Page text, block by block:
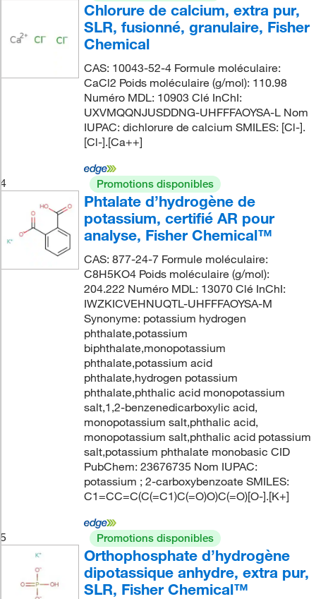
Chlorure de calcium, extra pur,
SLR, fusionné, granulaire, Fisher
Chemical
CAS: 10043-52-4 Formule moléculaire:
CaCl2 Poids moléculaire (g/mol): 110.98
Numéro MDL: 10903 Clé InChI:
UXVMQQNJUSDDNG-UHFFFAOYSA-L Nom
IUPAC: dichlorure de calcium SMILES: [Cl-].
[Cl-].[Ca++]
4 Promotions disponibles
Phtalate d’hydrogène de
potassium, certifié AR pour
analyse, Fisher Chemical™
CAS: 877-24-7 Formule moléculaire:
C8H5KO4 Poids moléculaire (g/mol):
204.222 Numéro MDL: 13070 Clé InChI:
IWZKICVEHNUQTL-UHFFFAOYSA-M
Synonyme: potassium hydrogen
phthalate,potassium
biphthalate,monopotassium
phthalate,potassium acid
phthalate,hydrogen potassium
phthalate,phthalic acid monopotassium
salt,1,2-benzenedicarboxylic acid,
monopotassium salt,phthalic acid,
monopotassium salt,phthalic acid potassium
salt,potassium phthalate monobasic CID
PubChem: 23676735 Nom IUPAC:
potassium ; 2-carboxybenzoate SMILES:
C1=CC=C(C(=C1)C(=O)O)C(=O)[O-].[K+]
5 Promotions disponibles
Orthophosphate d’hydrogène
dipotassique anhydre, extra pur,
SLR, Fisher Chemical™